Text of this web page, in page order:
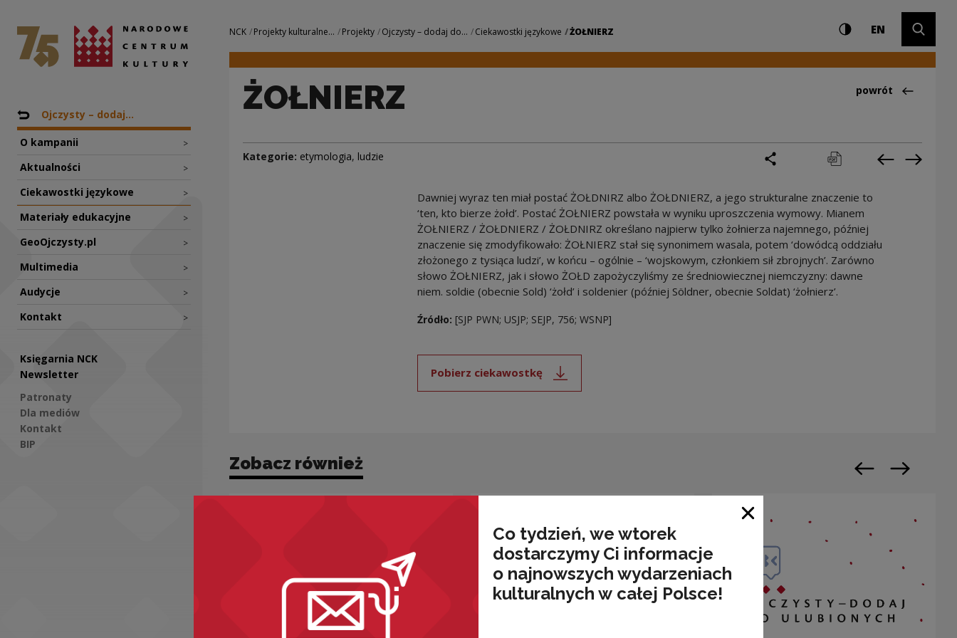
ŻOŁNIERZ | Narodowe Centrum Kultury
Narodowe Centrum Kultury
Nawigacja
Powrót do: Projekty
Ojczysty – dodaj...
O kampanii >
Aktualności >
Ciekawostki językowe >
Materiały edukacyjne >
GeoOjczysty.pl >
Multimedia >
Audycje >
Kontakt >
Księgarnia NCK
Newsletter
Patronaty
Dla mediów
Kontakt
BIP
Nawigacja
NCK Projekty kulturalne... Projekty Ojczysty – dodaj do... Ciekawostki językowe ŻOŁNIERZ Ustawienia iWysoki kontrast
ENCHANGE
ŻOŁNIERZ Powrót
powrót
Kategorie: etymologia, ludzie podziel się
drukuj pobierz Poprzednia
Dawniej wyraz ten miał postać ŻOŁDNIRZ albo ŻOŁDNIERZ, a jego strukturalne znaczenie to
‘ten, kto bierze żołd’. Postać ŻOŁNIERZ powstała w wyniku uproszczenia wymowy. Mianem
ŻOŁNIERZ / ŻOŁDNIERZ / ŻOŁDNIRZ określano najpierw tylko żołnierza najemnego, później
znaczenie się zmodyfikowało: ŻOŁNIERZ stał się synonimem wasala, potem ‘dowódcą oddziału
złożonego z tysiąca ludzi’, w końcu – ogólnie – ‘wojskowym, członkiem sił zbrojnych’. Zarówno
słowo ŻOŁNIERZ, jak i słowo ŻOŁD zapożyczyliśmy ze średniowiecznej niemczyzny: dawne
niem. soldie (obecnie Sold) ‘żołd’ i soldenier (później Söldner, obecnie Soldat) ‘żołnierz’.
Źródło: [SJP PWN; USJP; SEJP, 756; WSNP]
Pobierz ciekawostkę
Uwaga, link zostanie otwarty w nowym oknie
Zobacz również
Poprzedni slajd
Następny
Zamknij okno
Co tydzień, we wtorek
dostarczymy Ci informacje
o najnowszych wydarzeniach
kulturalnych w całej Polsce!